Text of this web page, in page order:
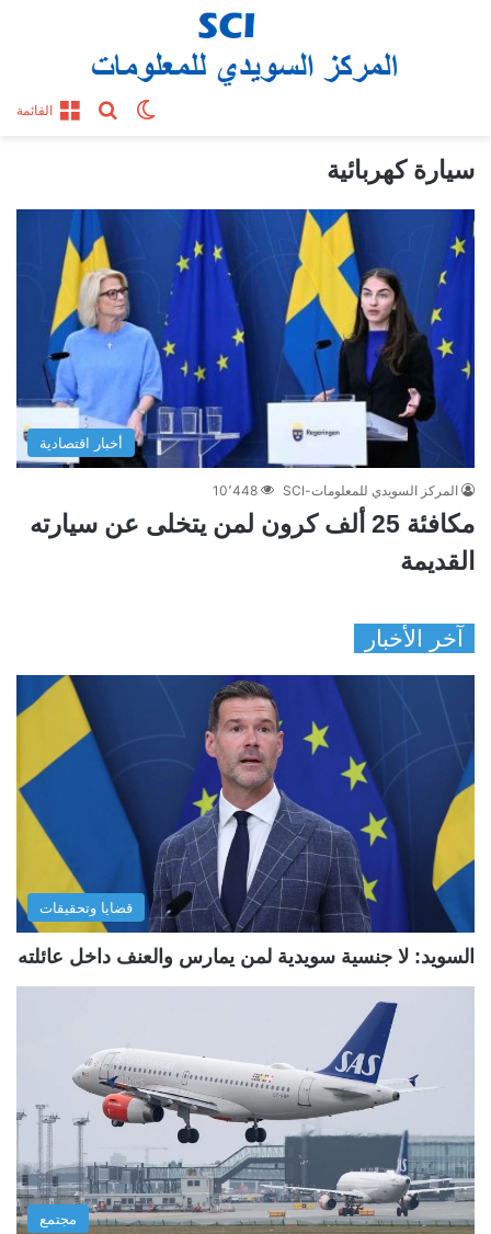
القائمةبحث عن
الوضع المظلم
سيارة كهربائية
أخبار اقتصادية
المركز السويدي للمعلومات-SCI 10٬448
مكافئة 25 ألف كرون لمن يتخلى عن سيارته
القديمة
آخر الأخبار
قضايا وتحقيقات
السويد: لا جنسية سويدية لمن يمارس والعنف داخل عائلته
مجتمع